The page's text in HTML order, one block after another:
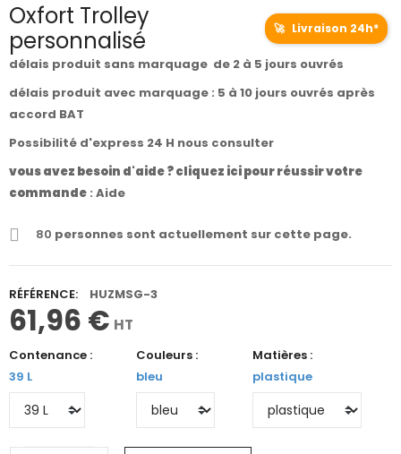
Oxfort Trolley
personnalisé
🚀 Livraison 24h*
délais produit sans marquage de 2 à 5 jours ouvrés
délais produit avec marquage : 5 à 10 jours ouvrés après
accord BAT
Possibilité d'express 24 H nous consulter
vous avez besoin d'aide ? cliquez ici pour réussir votre
commande : Aide
80 personnes sont actuellement sur cette page.
RÉFÉRENCE: HUZMSG-3
61,96 € HT
Contenance :
39 L
Couleurs :
bleu
Matières :
plastique